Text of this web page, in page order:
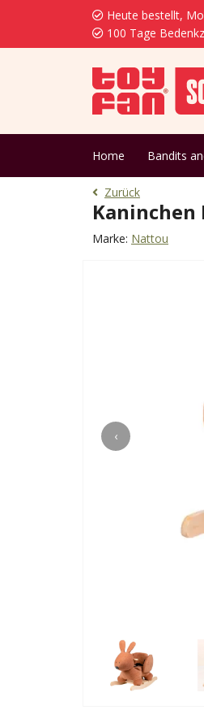
Heute bestellt,
100 Tage
Home Bandits
Zurück
Kaninchen
Marke: Nattou
‹